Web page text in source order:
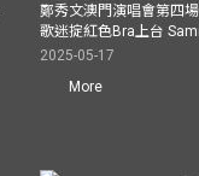
鄭秀文澳門演唱會第四
歌迷掟紅色Bra上台
2025-05-17
More